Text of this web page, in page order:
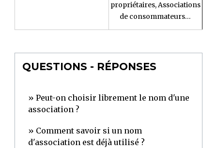
propriétaires,Associations
de consommateurs…
QUESTIONS - RÉPONSES
Peut-on choisir librement le nom d'une
association ?
Comment savoir si un nom
d'association est déjà utilisé ?